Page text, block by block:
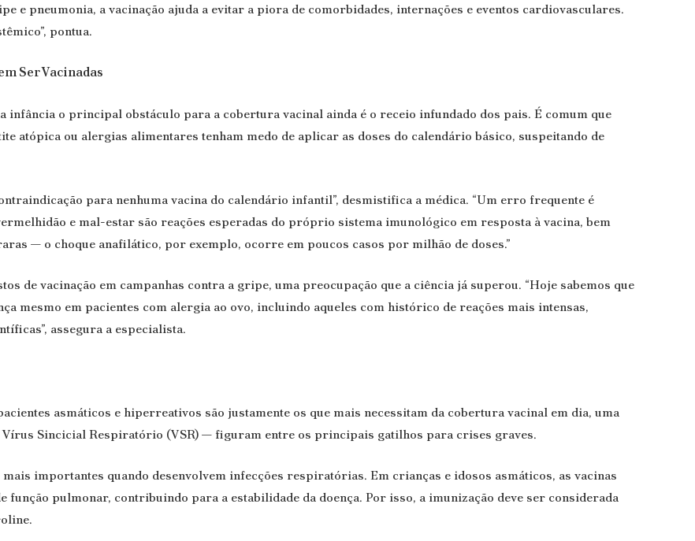
e pneumonia, a vacinação ajuda a evitar a piora de comorbidades, internações e eventos cardiovasculares.
pontua.
Ser Vacinadas
infância o principal obstáculo para a cobertura vacinal ainda é o receio infundado dos pais. É comum que
atópica ou alergias alimentares tenham medo de aplicar as doses do calendário básico, suspeitando de
para nenhuma vacina do calendário infantil”, desmistifica a médica. “Um erro frequente é
e mal-estar são reações esperadas do próprio sistema imunológico em resposta à vacina, bem
— o choque anafilático, por exemplo, ocorre em poucos casos por milhão de doses.”
de vacinação em campanhas contra a gripe, uma preocupação que a ciência já superou. “Hoje sabemos que
mesmo em pacientes com alergia ao ovo, incluindo aqueles com histórico de reações mais intensas,
assegura a especialista.
asmáticos e hiperreativos são justamente os que mais necessitam da cobertura vacinal em dia, uma
Sincicial Respiratório (VSR) — figuram entre os principais gatilhos para crises graves.
importantes quando desenvolvem infecções respiratórias. Em crianças e idosos asmáticos, as vacinas
função pulmonar, contribuindo para a estabilidade da doença. Por isso, a imunização deve ser considerada